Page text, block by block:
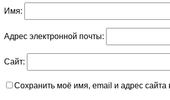
Имя:
Адрес электронной почты:
Сайт:
Сохранить моё имя, email и адрес